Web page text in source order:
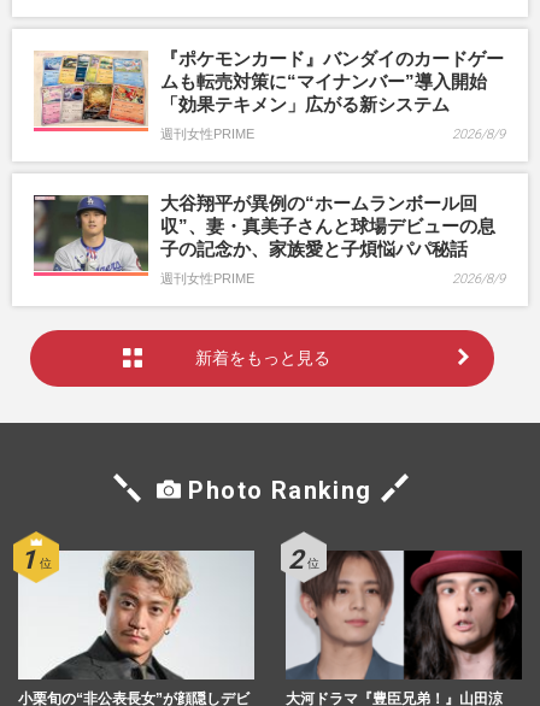
『ポケモンカード』バンダイのカードゲー
ムも転売対策に“マイナンバー”導入開始
「効果テキメン」広がる新システム
週刊女性PRIME 2026/8/9
大谷翔平が異例の“ホームランボール回
収”、妻・真美子さんと球場デビューの息
子の記念か、家族愛と子煩悩パパ秘話
週刊女性PRIME 2026/8/9
新着をもっと見る
Photo Ranking
小栗旬の“非公表長女”が顔隠しデビ
大河ドラマ『豊臣兄弟！』山田涼